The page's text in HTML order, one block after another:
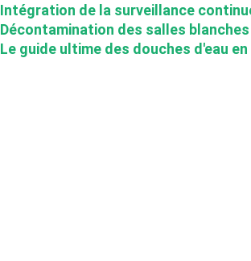
Intégration de la surveillance
Décontamination des salles
Le guide ultime des douches d'eau